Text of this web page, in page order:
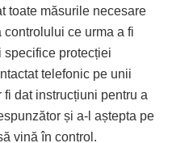
toate măsurile necesare
controlului ce urma a fi
protecției
telefonic pe unii
dat instrucțiuni pentru a
și a-l aștepta pe
vină în control.